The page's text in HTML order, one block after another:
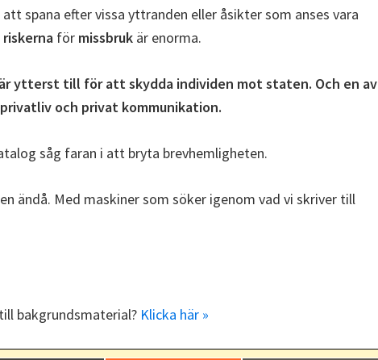
spana efter vissa yttranden eller åsikter som anses vara
riskerna för missbruk är enorma.
ytterst till för att skydda individen mot staten. Och en av
och privat kommunikation.
såg faran i att bryta brevhemligheten.
ändå. Med maskiner som söker igenom vad vi skriver till
bakgrundsmaterial? Klicka här »